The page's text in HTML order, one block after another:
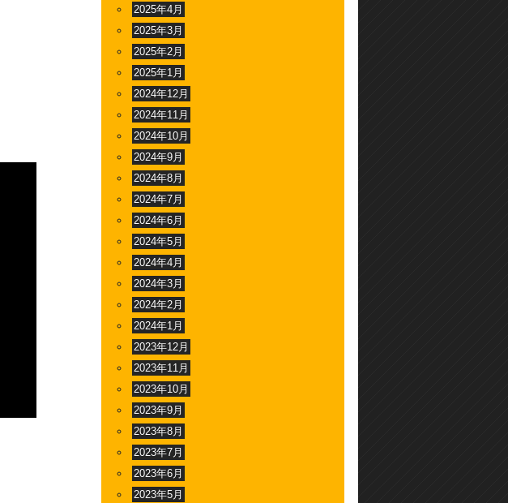
2025年4月
2025年3月
2025年2月
2025年1月
2024年12月
2024年11月
2024年10月
2024年9月
2024年8月
2024年7月
2024年6月
2024年5月
2024年4月
2024年3月
2024年2月
2024年1月
2023年12月
2023年11月
2023年10月
2023年9月
2023年8月
2023年7月
2023年6月
2023年5月